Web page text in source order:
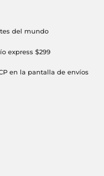
del mundo
express $299
en la pantalla de envíos